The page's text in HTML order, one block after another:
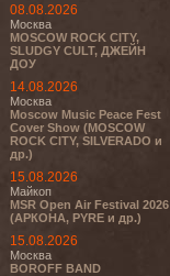
08.08.2026
Москва
MOSCOW ROCK CITY,
SLUDGY CULT, ДЖЕЙН
ДОУ
14.08.2026
Москва
Moscow Music Peace Fest
Cover Show (MOSCOW
ROCK CITY, SILVERADO и
др.)
15.08.2026
Майкоп
MSR Open Air Festival 2026
(АРКОНА, PYRE и др.)
15.08.2026
Москва
BOROFF BAND